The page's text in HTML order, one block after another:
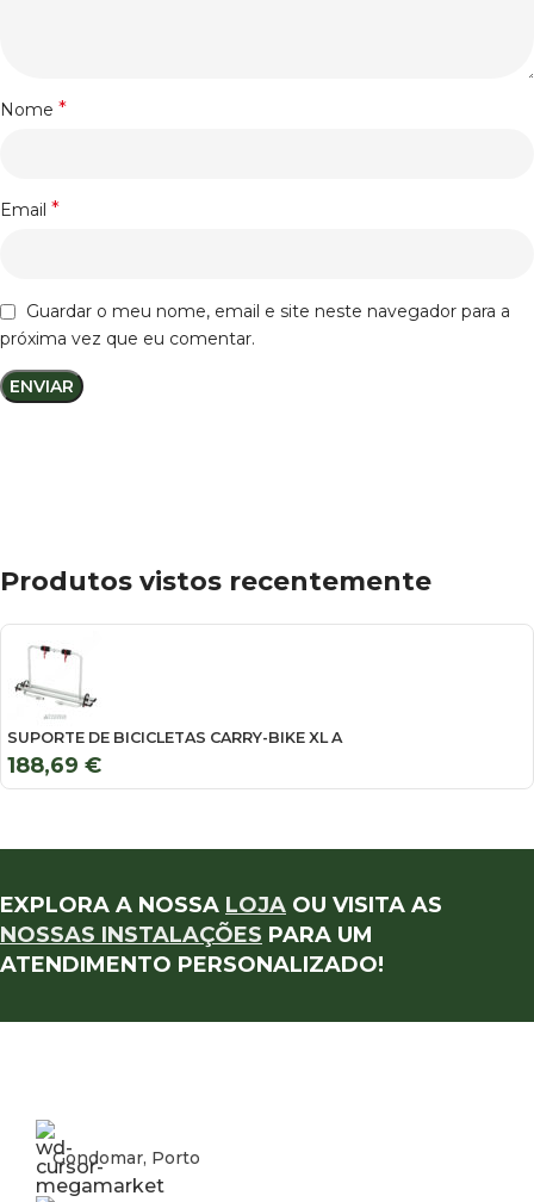
Nome *
Email *
Guardar o meu nome, email e site neste navegador para a
próxima vez que eu comentar.
Produtos vistos recentemente
SUPORTE DE BICICLETAS CARRY-BIKE XL A
188,69 €
EXPLORA A NOSSA LOJA OU VISITA AS
NOSSAS INSTALAÇÕES PARA UM
ATENDIMENTO PERSONALIZADO!
Gondomar, Porto